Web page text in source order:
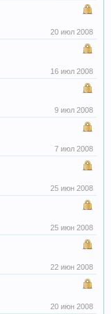
20 июл 2008
16 июл 2008
9 июл 2008
7 июл 2008
25 июн 2008
25 июн 2008
22 июн 2008
20 июн 2008